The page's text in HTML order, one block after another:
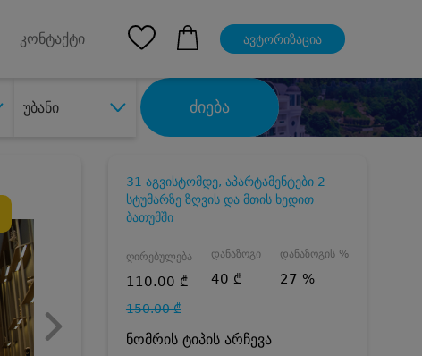
კონტაქტი ავტორიზაცია
უბანი ძიება
31 აგვისტომდე, აპარტამენტები 2
სტუმარზე ზღვის და მთის ხედით
ბათუმში
ღირებულება
110.00 ₾
150.00 ₾
დანაზოგი
40 ₾
დანაზოგის %
27 %
ნომრის ტიპის არჩევა